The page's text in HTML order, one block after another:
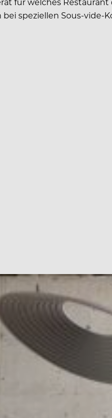
speziellen Sous-vide-